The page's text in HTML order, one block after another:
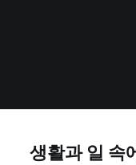
생활과 일 속